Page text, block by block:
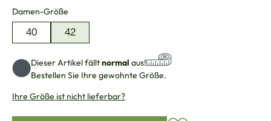
Damen-Größe
40 42
Dieser Artikel fälltnormal aus!
Bestellen Sie Ihre gewohnte Größe.
Ihre Größe ist nicht lieferbar?